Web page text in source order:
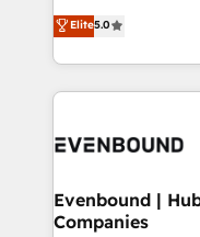
solutions and
build an unrivaled
helps mid-market
they sell, market,
HubSpot—we
to help you keep winning. What
Data & Content 📈
Agent Creation 🔄
Migration Why 1406 We become part of your team.
Elite5.0
Evenbound |
Companies